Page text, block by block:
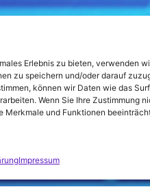
Erlebnis zu bieten, verwenden
zu speichern und/oder darauf
können wir Daten wie das
Wenn Sie Ihre Zustimmung
Merkmale und Funktionen
Impressum